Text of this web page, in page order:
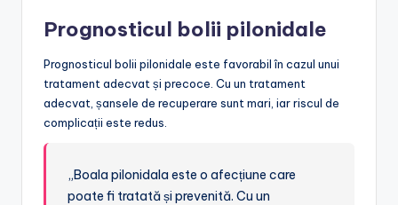
Prognosticul bolii pilonidale
Prognosticul bolii pilonidale este favorabil în cazul unui
tratament adecvat și precoce. Cu un tratament
adecvat, șansele de recuperare sunt mari, iar riscul de
complicații este redus.
„Boala pilonidala este o afecțiune care
poate fi tratată și prevenită. Cu un